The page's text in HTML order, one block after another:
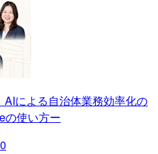
AIによる自治体業務効率化の
の使い方ー